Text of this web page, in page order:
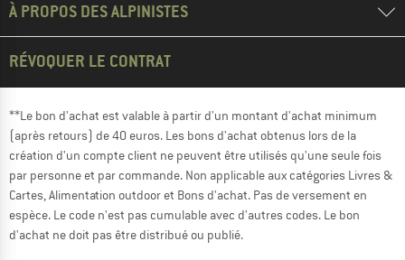
À PROPOS DES ALPINISTES
RÉVOQUER LE CONTRAT
**Le bon d'achat est valable à partir d'un montant d'achat minimum
(après retours) de 40 euros. Les bons d'achat obtenus lors de la
création d'un compte client ne peuvent être utilisés qu'une seule fois
par personne et par commande. Non applicable aux catégories Livres &
Cartes, Alimentation outdoor et Bons d'achat. Pas de versement en
espèce. Le code n'est pas cumulable avec d'autres codes. Le bon
d'achat ne doit pas être distribué ou publié.